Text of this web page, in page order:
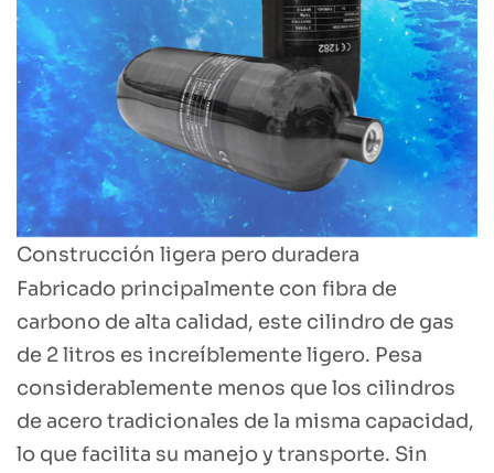
Construcción ligera pero duradera
Fabricado principalmente con fibra de
carbono de alta calidad, este cilindro de gas
de 2 litros es increíblemente ligero. Pesa
considerablemente menos que los cilindros
de acero tradicionales de la misma capacidad,
lo que facilita su manejo y transporte. Sin